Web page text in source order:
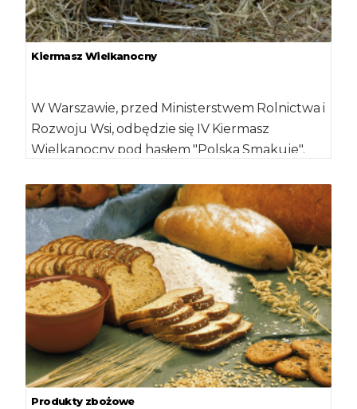
Kiermasz Wielkanocny
W Warszawie, przed Ministerstwem Rolnictwa i
Rozwoju Wsi, odbędzie się IV Kiermasz
Wielkanocny pod hasłem "Polska Smakuje".
Produkty zbożowe